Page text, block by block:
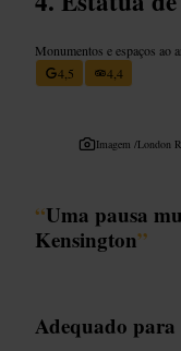
Monumentos e espaços ao
4,5
4,4
Imagem /London
“Uma pausa
Kensington”
Adequado para